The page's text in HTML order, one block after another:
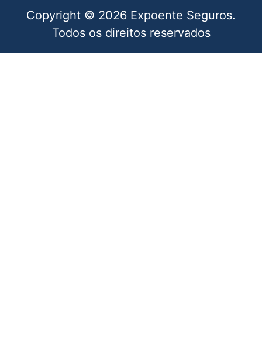
Copyright © 2026 Expoente Seguros.
Todos os direitos reservados